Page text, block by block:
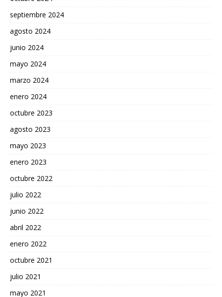
septiembre 2024
agosto 2024
junio 2024
mayo 2024
marzo 2024
enero 2024
octubre 2023
agosto 2023
mayo 2023
enero 2023
octubre 2022
julio 2022
junio 2022
abril 2022
enero 2022
octubre 2021
julio 2021
mayo 2021